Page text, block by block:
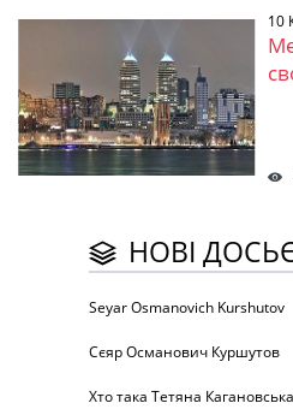
10
НОВІ
Seyar Osmanovich Kurshutov
Сєяр Османович Куршутов
Хто така Тетяна